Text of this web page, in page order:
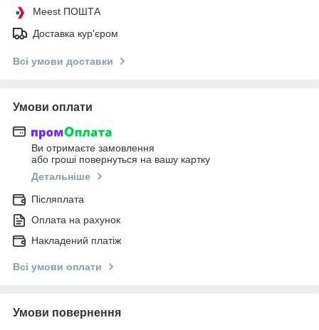
Meest ПОШТА
Доставка кур'єром
Всі умови доставки
Умови оплати
Ви отримаєте замовлення
або гроші повернуться на вашу картку
Детальніше
Післяплата
Оплата на рахунок
Накладений платіж
Всі умови оплати
Умови повернення